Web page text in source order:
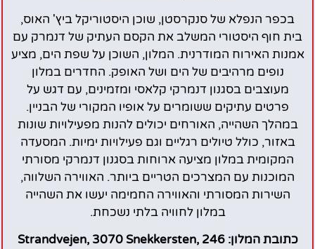
בכפר הנפלא של סנקרסטן, שוכן היסטוריקל ביץ' האוס,
בית חוף היסטורי המשלב את הקסם העתיק של דנמרק עם
אמנות האירוח המודרנית. המלון, השוכן על שפת הים, מציע
נופים מרהיבים של הים ושל האופק. החדרים במלון
מעוצבים בסגנון דנמרקי קלאסי ומזמינים, עם דגש על
פרטים עתיקים ששומרים על אופיו המקורי של הבניין.
במהלך השהייה, האורחים יכולים להנות מפעילויות שונות
באזור, כולל טיולים רגליים וגם פעילויות ימיות. המסעדה
המקומית במלון מציעה ארוחות בסגנון דנמרקי מסורתי
המוכנות עם המצרכים הטריים ביותר. האווירה השלווה,
השירות המסורתי והאווירה החמימה יעשו את השהייה
במלון לחוויה בלתי נשכחת.
כתובת המלון: 246 Strandvejen, 3070 Snekkersten,